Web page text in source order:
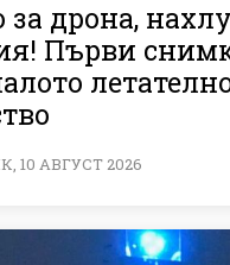
дрона,
Първи
АВГУСТ 2026